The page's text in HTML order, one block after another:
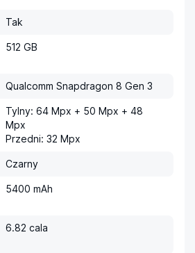
Tak
512 GB
Qualcomm Snapdragon 8 Gen 3
Tylny: 64 Mpx + 50 Mpx + 48
Mpx
Przedni: 32 Mpx
Czarny
5400 mAh
6.82 cala